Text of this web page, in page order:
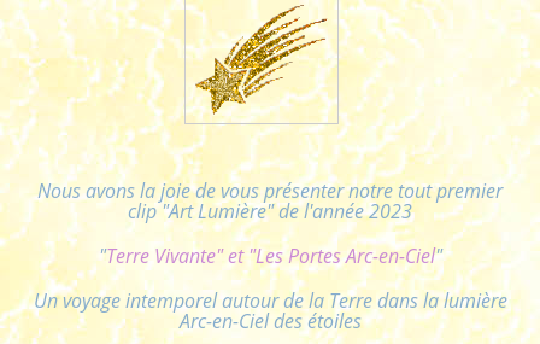
Nous avons la joie de vous présenter notre tout premier
clip "Art Lumière" de l'année 2023
"Terre Vivante" et "Les Portes Arc-en-Ciel"
Un voyage intemporel autour de la Terre dans la lumière
Arc-en-Ciel des étoiles